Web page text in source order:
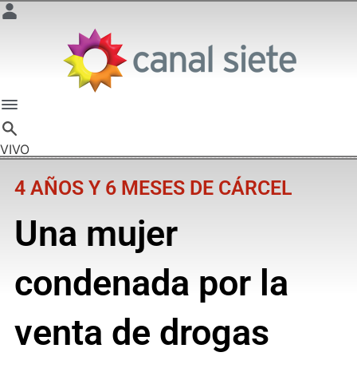
VIVO
4 AÑOS Y 6 MESES DE CÁRCEL
Una mujer
condenada por la
venta de drogas